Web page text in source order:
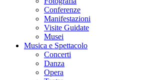
Conferenze
Manifestazioni
Visite Guidate
Musei
Musica e Spettacolo
Concerti
Danza
Opera